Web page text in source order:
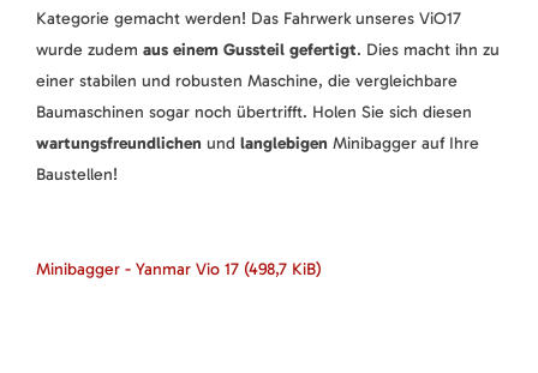
Kategorie gemacht werden! Das Fahrwerk unseres ViO17
wurde zudem aus einem Gussteil gefertigt. Dies macht ihn zu
einer stabilen und robusten Maschine, die vergleichbare
Baumaschinen sogar noch übertrifft. Holen Sie sich diesen
wartungsfreundlichen und langlebigen Minibagger auf Ihre
Baustellen!
Minibagger - Yanmar Vio 17 (498,7 KiB)